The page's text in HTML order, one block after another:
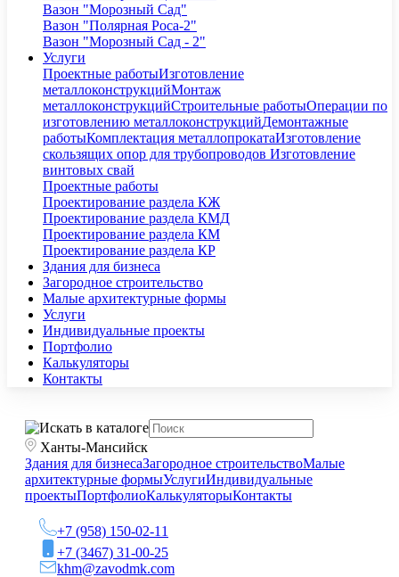
Вазон "Морозный Сад"
Вазон "Полярная Роса-2"
Вазон "Морозный Сад - 2"
Услуги
Проектные работыИзготовление
металлоконструкцийМонтаж
металлоконструкцийСтроительные работыОперации по
изготовлению металлоконструкцийДемонтажные
работыКомплектация металлопрокатаИзготовление
скользящих опор для трубопроводов Изготовление
винтовых свай
Проектные работы
Проектирование раздела КЖ
Проектирование раздела КМД
Проектирование раздела КМ
Проектирование раздела КР
Здания для бизнеса
Загородное строительство
Малые архитектурные формы
Услуги
Индивидуальные проекты
Портфолио
Калькуляторы
Контакты
Ханты-Мансийск
Здания для бизнесаЗагородное строительствоМалые
архитектурные формыУслугиИндивидуальные
проектыПортфолиоКалькуляторыКонтакты
+7 (958) 150-02-11
+7 (3467) 31-00-25
khm@zavodmk.com